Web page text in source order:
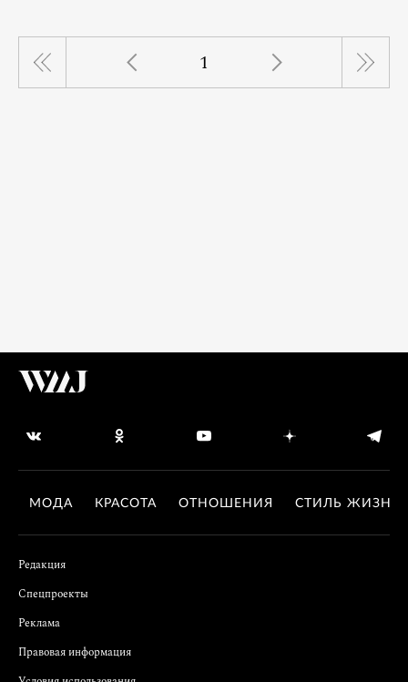
1
МОДА КРАСОТА ОТНОШЕНИЯ СТИЛЬ ЖИЗНИ
Редакция
Спецпроекты
Реклама
Правовая информация